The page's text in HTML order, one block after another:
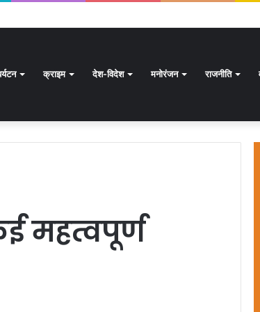
लिए भरे जाएंगे फार्म
क्राइम देश-विदेश मनोरंजन राजनीति
महत्वपूर्ण